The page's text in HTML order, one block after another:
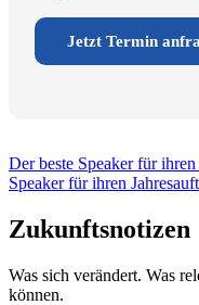
Jetzt Termin
Der beste Speaker für
Speaker für ihren
Zukunftsnotizen
Was sich verändert. Was
können.